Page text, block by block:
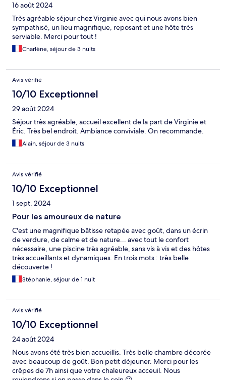
16 août 2024
Très agréable séjour chez Virginie avec qui nous avons bien
sympathisé, un lieu magnifique, reposant et une hôte très
serviable. Merci pour tout !
Charlène, séjour de 3 nuits
Avis vérifié
10/10 Exceptionnel
29 août 2024
Séjour très agréable, accueil excellent de la part de Virginie et
Éric. Très bel endroit. Ambiance conviviale. On recommande.
Alain, séjour de 3 nuits
Avis vérifié
10/10 Exceptionnel
1 sept. 2024
Pour les amoureux de nature
C'est une magnifique bâtisse retapée avec goût, dans un écrin
de verdure, de calme et de nature... avec tout le confort
nécessaire, une piscine très agréable, sans vis à vis et des hôtes
très accueillants et dynamiques. En trois mots : très belle
découverte !
Stéphanie, séjour de 1 nuit
Avis vérifié
10/10 Exceptionnel
24 août 2024
Nous avons été très bien accueillis. Très belle chambre décorée
avec beaucoup de goût. Bon petit déjeuner. Merci pour les
crêpes de 7h ainsi que votre chaleureux acceuil. Nous